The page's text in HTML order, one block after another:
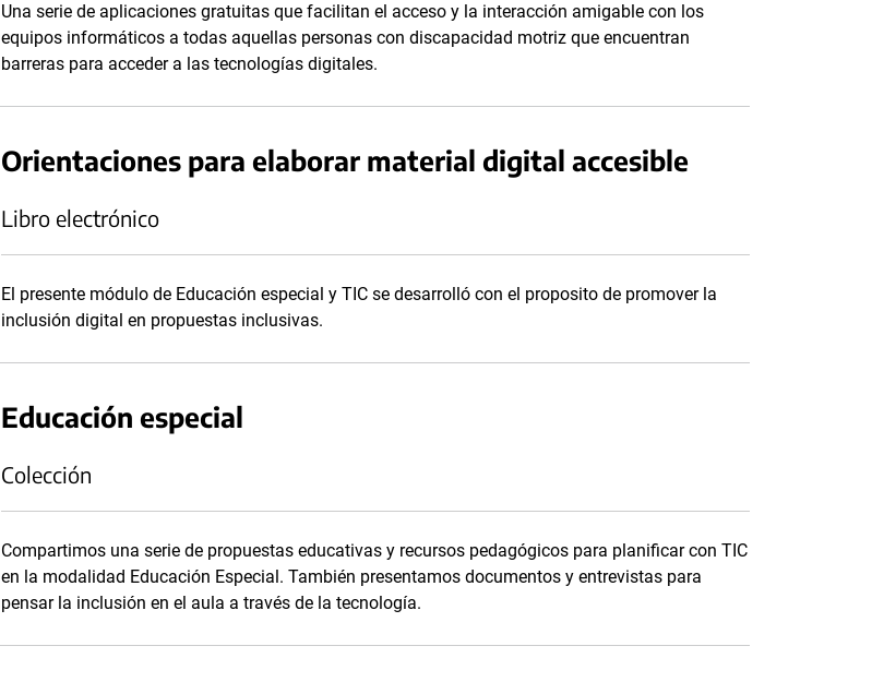
Una serie de aplicaciones gratuitas que facilitan el acceso y la interacción amigable con los
equipos informáticos a todas aquellas personas con discapacidad motriz que encuentran
barreras para acceder a las tecnologías digitales.
Orientaciones para elaborar material digital accesible
Libro electrónico
El presente módulo de Educación especial y TIC se desarrolló con el proposito de promover la
inclusión digital en propuestas inclusivas.
Educación especial
Colección
Compartimos una serie de propuestas educativas y recursos pedagógicos para planificar con TIC
en la modalidad Educación Especial. También presentamos documentos y entrevistas para
pensar la inclusión en el aula a través de la tecnología.